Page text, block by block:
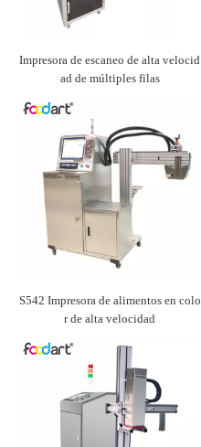
Impresora de escaneo de alta velocid
ad de múltiples filas
S542 Impresora de alimentos en colo
r de alta velocidad